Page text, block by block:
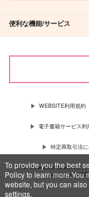
To provide you the best
Policy to learn more.You
website, but you can
settings.
便利な機能/サービス
WEBSITE利用規約
電子書籍サービス利
特定商取引法
For Overseas customer,
services